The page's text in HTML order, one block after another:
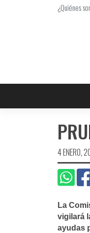
¿Quiénes
4 ENERO,
La
vigilará
ayudas